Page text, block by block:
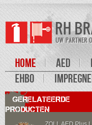
HOME AED
EHBO
GERELATEERDE
PRODUCTEN